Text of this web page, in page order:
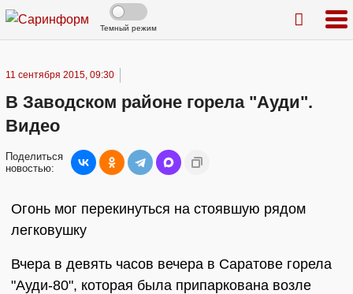
Темный режим
11 сентября 2015, 09:30
В Заводском районе горела "Ауди".
Видео
Поделиться
новостью:
Огонь мог перекинуться на стоявшую рядом
легковушку
Вчера в девять часов вечера в Саратове горела
"Ауди-80", которая была припаркована возле